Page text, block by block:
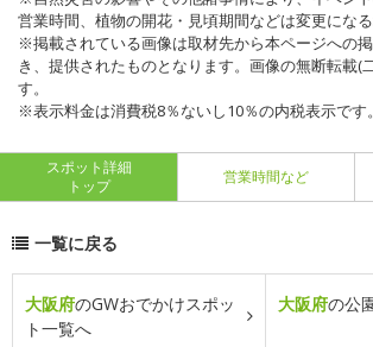
営業時間、植物の開花・見頃期間などは変更になる
※掲載されている画像は取材先から本ページへの
き、提供されたものとなります。画像の無断転載(
す。
※表示料金は消費税8％ないし10％の内税表示です。
スポット詳細
トップ
営業時間など
一覧に戻る
大阪府のGWおでかけスポッ
ト一覧へ
大阪府の公